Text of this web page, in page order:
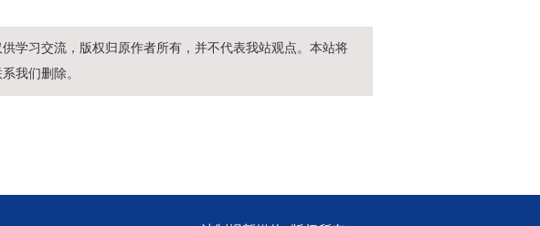
学习交流，版权归原作者所有，并不代表我站观点。本站将
我们删除。